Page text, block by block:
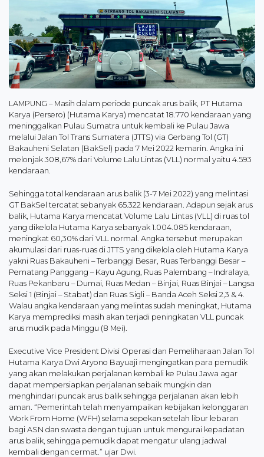
LAMPUNG – Masih dalam periode puncak arus balik, PT Hutama
Karya (Persero) (Hutama Karya) mencatat 18.770 kendaraan yang
meninggalkan Pulau Sumatra untuk kembali ke Pulau Jawa
melalui Jalan Tol Trans Sumatera (JTTS) via Gerbang Tol (GT)
Bakauheni Selatan (BakSel) pada 7 Mei 2022 kemarin. Angka ini
melonjak 308,67% dari Volume Lalu Lintas (VLL) normal yaitu 4.593
kendaraan.
Sehingga total kendaraan arus balik (3-7 Mei 2022) yang melintasi
GT BakSel tercatat sebanyak 65.322 kendaraan. Adapun sejak arus
balik, Hutama Karya mencatat Volume Lalu Lintas (VLL) di ruas tol
yang dikelola Hutama Karya sebanyak 1.004.085 kendaraan,
meningkat 60,30% dari VLL normal. Angka tersebut merupakan
akumulasi dari ruas-ruas di JTTS yang dikelola oleh Hutama Karya
yakni Ruas Bakauheni – Terbanggi Besar, Ruas Terbanggi Besar –
Pematang Panggang – Kayu Agung, Ruas Palembang – Indralaya,
Ruas Pekanbaru – Dumai, Ruas Medan – Binjai, Ruas Binjai – Langsa
Seksi 1 (Binjai – Stabat) dan Ruas Sigli – Banda Aceh Seksi 2,3 & 4.
Walau angka kendaraan yang melintas sudah meningkat, Hutama
Karya memprediksi masih akan terjadi peningkatan VLL puncak
arus mudik pada Minggu (8 Mei).
Executive Vice President Divisi Operasi dan Pemeliharaan Jalan Tol
Hutama Karya Dwi Aryono Bayuaji mengingatkan para pemudik
yang akan melakukan perjalanan kembali ke Pulau Jawa agar
dapat mempersiapkan perjalanan sebaik mungkin dan
menghindari puncak arus balik sehingga perjalanan akan lebih
aman. “Pemerintah telah menyampaikan kebijakan kelonggaran
Work From Home (WFH) selama sepekan setelah libur lebaran
bagi ASN dan swasta dengan tujuan untuk mengurai kepadatan
arus balik, sehingga pemudik dapat mengatur ulang jadwal
kembali dengan cermat.” ujar Dwi.